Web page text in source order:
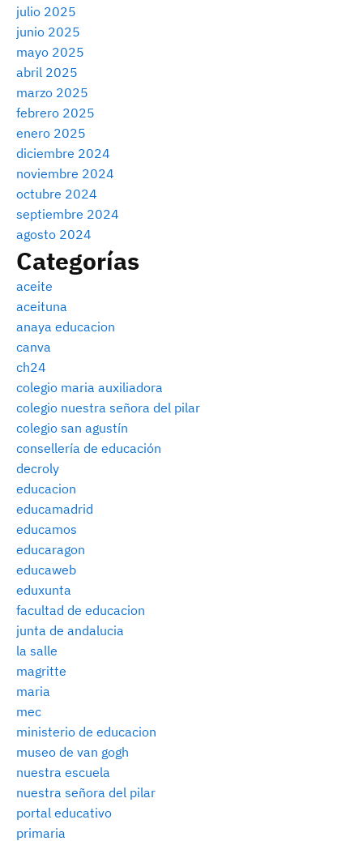
julio 2025
junio 2025
mayo 2025
abril 2025
marzo 2025
febrero 2025
enero 2025
diciembre 2024
noviembre 2024
octubre 2024
septiembre 2024
agosto 2024
Categorías
aceite
aceituna
anaya educacion
canva
ch24
colegio maria auxiliadora
colegio nuestra señora del pilar
colegio san agustín
consellería de educación
decroly
educacion
educamadrid
educamos
educaragon
educaweb
eduxunta
facultad de educacion
junta de andalucia
la salle
magritte
maria
mec
ministerio de educacion
museo de van gogh
nuestra escuela
nuestra señora del pilar
portal educativo
primaria